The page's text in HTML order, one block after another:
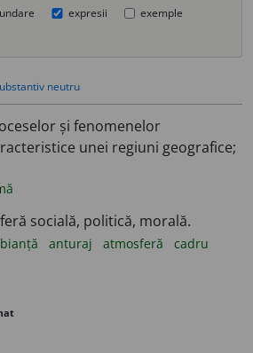
expresii
exemple
neutru
și fenomenelor
unei regiuni geografice;
socială, politică, morală.
anturaj atmosferă
cadru